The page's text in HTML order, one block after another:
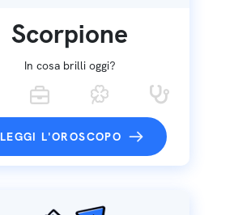
Scorpione
In cosa brilli oggi?
LEGGI L'OROSCOPO